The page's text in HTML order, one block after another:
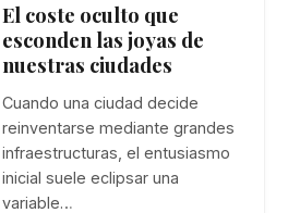
El coste oculto que
esconden las joyas de
nuestras ciudades
Cuando una ciudad decide
reinventarse mediante grandes
infraestructuras, el entusiasmo
inicial suele eclipsar una
variable…